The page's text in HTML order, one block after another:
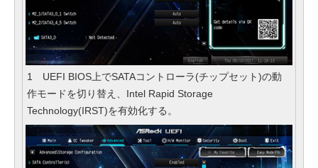
1 UEFI BIOS上でSATAコントローラ(チップセット)の動
作モードを切り替え、Intel Rapid Storage
Technology(IRST)を有効化する。